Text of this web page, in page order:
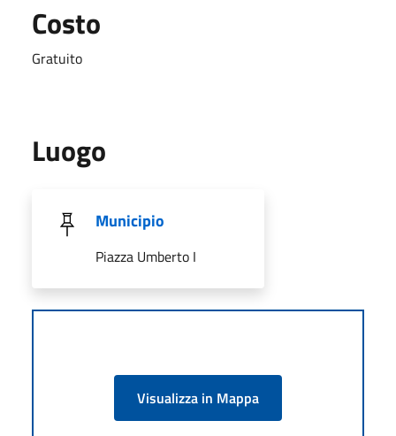
Costo
Gratuito
Luogo
Municipio
Piazza Umberto I
Visualizza in Mappa